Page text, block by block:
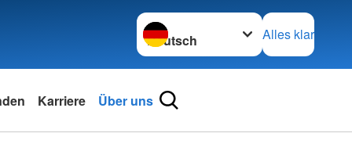
Sprache wechseln zu
Alles klar
Karriere Über uns